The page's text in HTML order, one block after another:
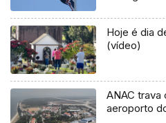
Hoje é dia
(vídeo)
ANAC
aeroporto